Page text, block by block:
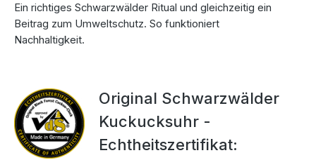
Ein richtiges Schwarzwälder Ritual und gleichzeitig ein
Beitrag zum Umweltschutz. So funktioniert
Nachhaltigkeit.
Original Schwarzwälder
Kuckucksuhr -
Echtheitszertifikat: